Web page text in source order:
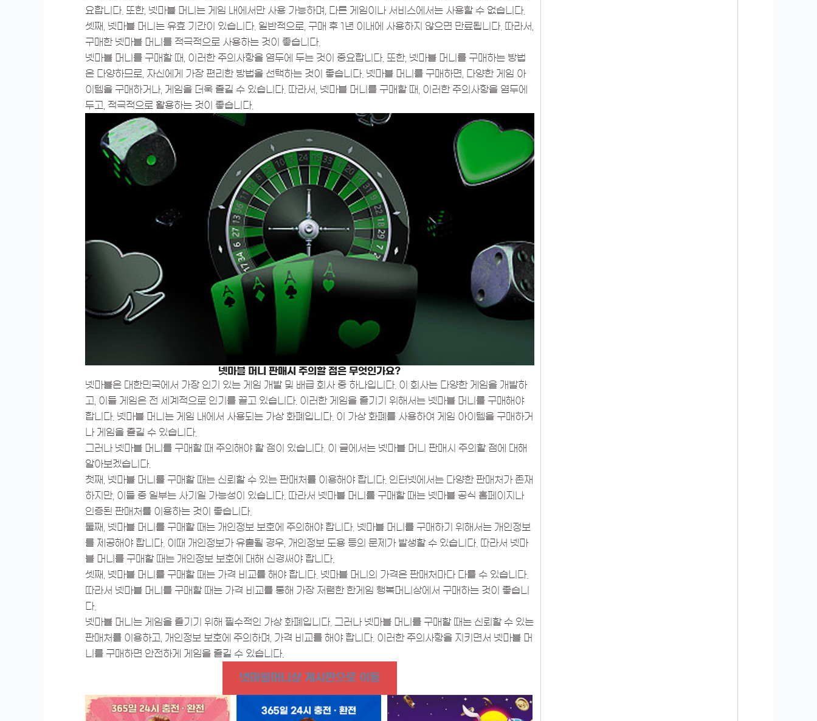
요합니다. 또한, 넷마블 머니는 게임 내에서만 사용 가능하며, 다른 게임이나 서비스에서는 사용할 수 없습니다.
셋째, 넷마블 머니는 유효 기간이 있습니다. 일반적으로, 구매 후 1년 이내에 사용하지 않으면 만료됩니다. 따라서,
구매한 넷마블 머니를 적극적으로 사용하는 것이 좋습니다.
넷마블 머니를 구매할 때, 이러한 주의사항을 염두에 두는 것이 중요합니다. 또한, 넷마블 머니를 구매하는 방법
은 다양하므로, 자신에게 가장 편리한 방법을 선택하는 것이 좋습니다. 넷마블 머니를 구매하면, 다양한 게임 아
이템을 구매하거나, 게임을 더욱 즐길 수 있습니다. 따라서, 넷마블 머니를 구매할 때, 이러한 주의사항을 염두에
두고, 적극적으로 활용하는 것이 좋습니다.
넷마블 머니 판매시 주의할 점은 무엇인가요?
넷마블은 대한민국에서 가장 인기 있는 게임 개발 및 배급 회사 중 하나입니다. 이 회사는 다양한 게임을 개발하
고, 이들 게임은 전 세계적으로 인기를 끌고 있습니다. 이러한 게임을 즐기기 위해서는 넷마블 머니를 구매해야
합니다. 넷마블 머니는 게임 내에서 사용되는 가상 화폐입니다. 이 가상 화폐를 사용하여 게임 아이템을 구매하거
나 게임을 즐길 수 있습니다.
그러나 넷마블 머니를 구매할 때 주의해야 할 점이 있습니다. 이 글에서는 넷마블 머니 판매시 주의할 점에 대해
알아보겠습니다.
첫째, 넷마블 머니를 구매할 때는 신뢰할 수 있는 판매처를 이용해야 합니다. 인터넷에서는 다양한 판매처가 존재
하지만, 이들 중 일부는 사기일 가능성이 있습니다. 따라서 넷마블 머니를 구매할 때는 넷마블 공식 홈페이지나
인증된 판매처를 이용하는 것이 좋습니다.
둘째, 넷마블 머니를 구매할 때는 개인정보 보호에 주의해야 합니다. 넷마블 머니를 구매하기 위해서는 개인정보
를 제공해야 합니다. 이때 개인정보가 유출될 경우, 개인정보 도용 등의 문제가 발생할 수 있습니다. 따라서 넷마
블 머니를 구매할 때는 개인정보 보호에 대해 신경써야 합니다.
셋째, 넷마블 머니를 구매할 때는 가격 비교를 해야 합니다. 넷마블 머니의 가격은 판매처마다 다를 수 있습니다.
따라서 넷마블 머니를 구매할 때는 가격 비교를 통해 가장 저렴한 한게임 행복머니상에서 구매하는 것이 좋습니
다.
넷마블 머니는 게임을 즐기기 위해 필수적인 가상 화폐입니다. 그러나 넷마블 머니를 구매할 때는 신뢰할 수 있는
판매처를 이용하고, 개인정보 보호에 주의하며, 가격 비교를 해야 합니다. 이러한 주의사항을 지키면서 넷마블 머
니를 구매하면 안전하게 게임을 즐길 수 있습니다.
넷마블머니상 게시판으로 이동